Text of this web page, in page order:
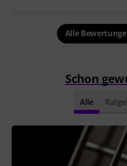
Alle
Schon
Alle